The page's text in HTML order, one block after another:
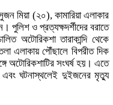
মিয়া (২০), কামারিয়া এলাকার
ও প্রত্যক্ষদর্শীদের বরাতে
অটোরিকশা তারাকান্দি থেকে
এলাকায় পৌঁছালে বিপরীত দিক
অটোরিকশাটির সংঘর্ষ হয়। এতে
এবং ঘটনাস্থলেই দুইজনের মৃত্যু